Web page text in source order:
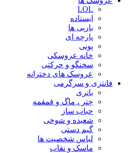
LOL
ایستاده
باربی ها
پارچه ای
پونی
خانه عروسکی
سخنگو و حرکتی
عروسک های دخترانه
فانتزی و سرگرمی
باتری
چتر ، ماگ و قمقمه
حباب ساز
شعبده و شوخی
گیم دستی
لباس شخصیت ها
ماسک و نقاب